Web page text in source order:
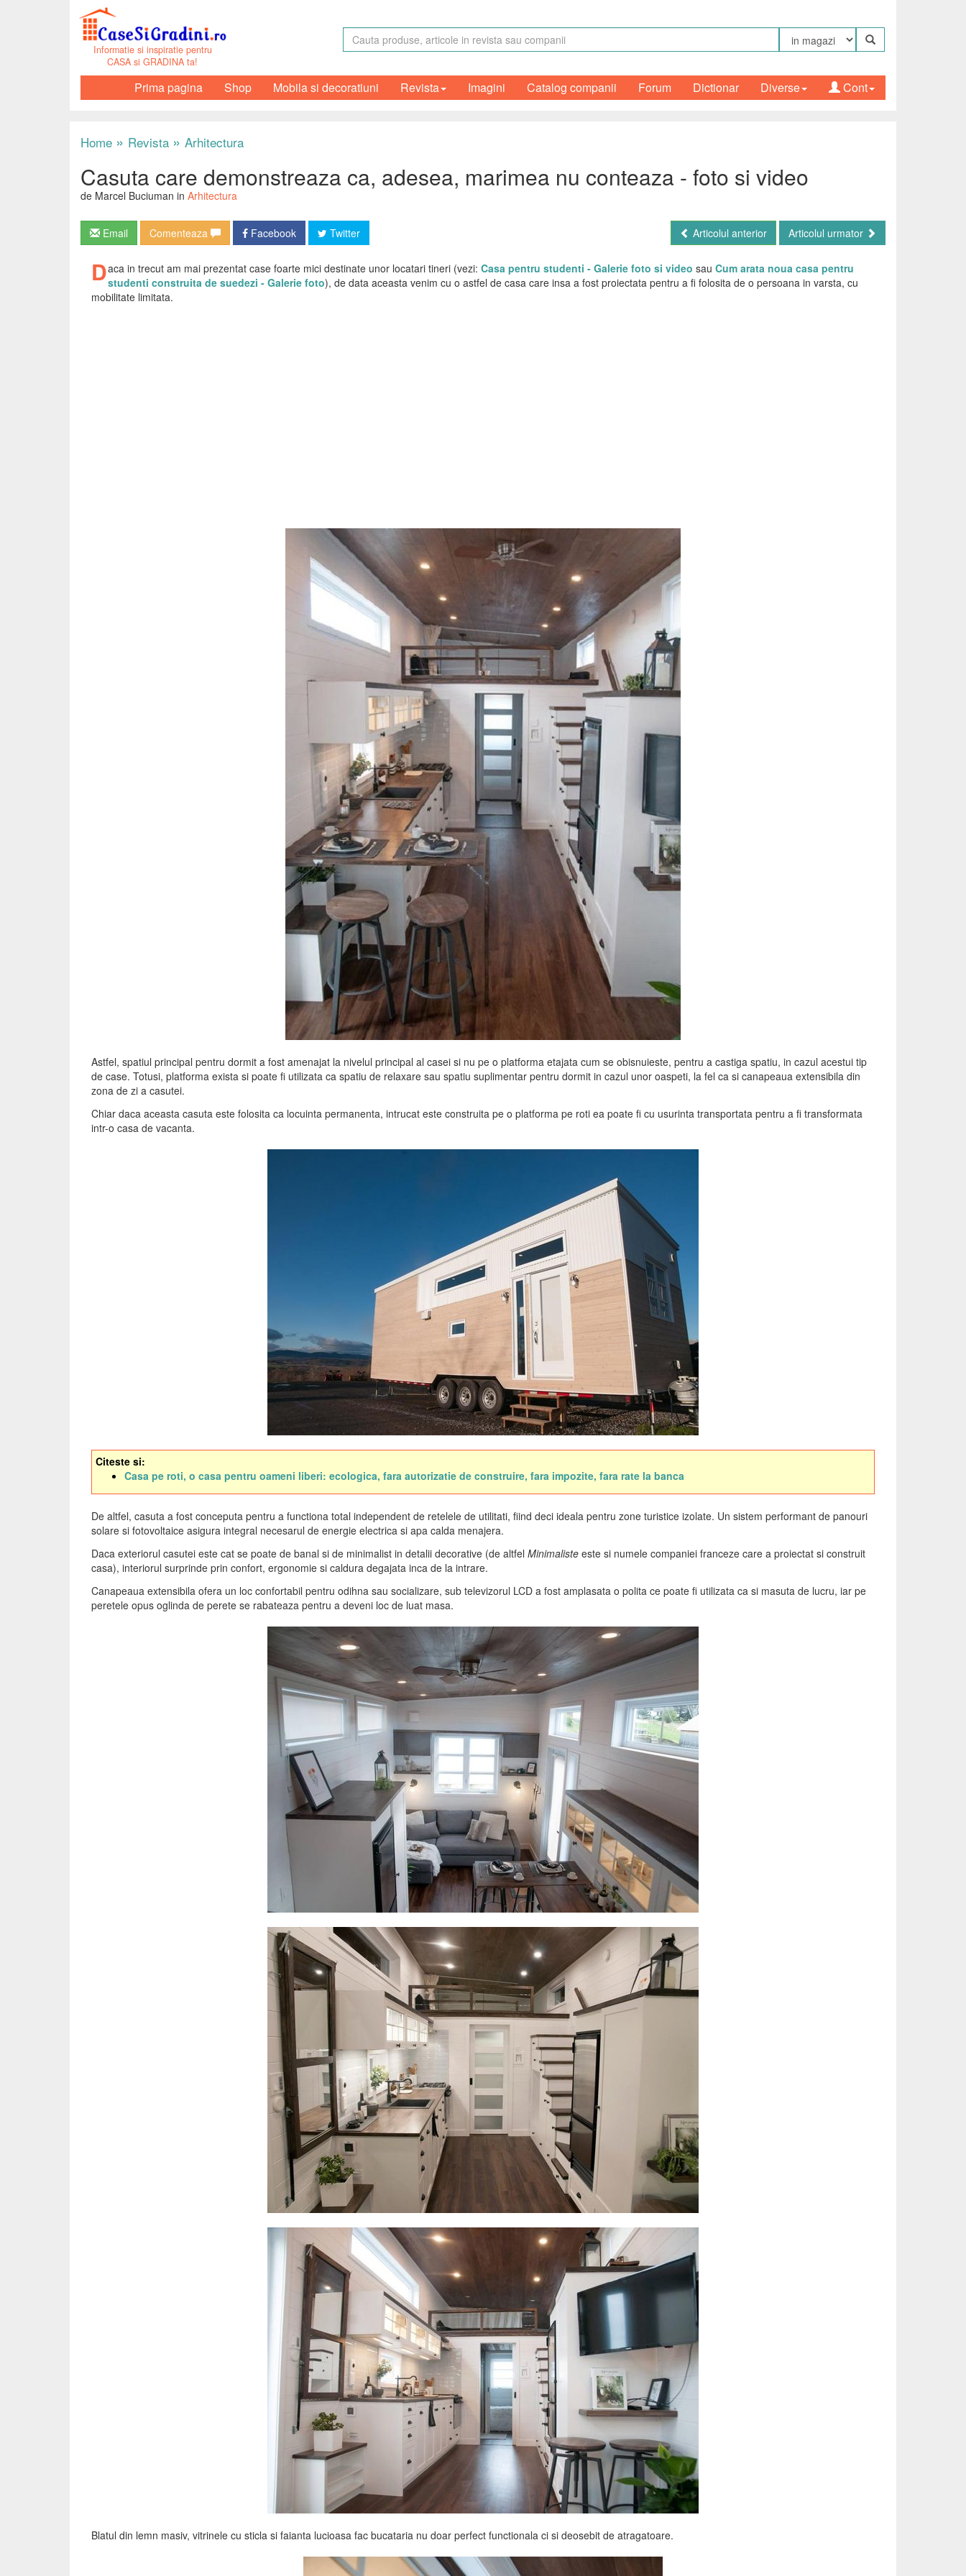
Informatie si inspiratie pentru
CASA si GRADINA ta!
Prima pagina Shop Mobila si decoratiuni Revista Imagini Catalog companii Forum Dictionar Cont
Diverse
Home » Revista » Arhitectura
Casuta care demonstreaza ca, adesea, marimea nu conteaza - foto si video
de Marcel Buciuman in Arhitectura
Email Comenteaza Facebook Twitter Articolul anterior Articolul urmator
Daca in trecut am mai prezentat case foarte mici destinate unor locatari tineri (vezi: Casa pentru studenti - Galerie foto si video sau Cum arata noua casa pentru
studenti construita de suedezi - Galerie foto), de data aceasta venim cu o astfel de casa care insa a fost proiectata pentru a fi folosita de o persoana in varsta, cu
mobilitate limitata.
Astfel, spatiul principal pentru dormit a fost amenajat la nivelul principal al casei si nu pe o platforma etajata cum se obisnuieste, pentru a castiga spatiu, in cazul acestui tip
de case. Totusi, platforma exista si poate fi utilizata ca spatiu de relaxare sau spatiu suplimentar pentru dormit in cazul unor oaspeti, la fel ca si canapeaua extensibila din
zona de zi a casutei.
Chiar daca aceasta casuta este folosita ca locuinta permanenta, intrucat este construita pe o platforma pe roti ea poate fi cu usurinta transportata pentru a fi transformata
intr-o casa de vacanta.
Citeste si:
Casa pe roti, o casa pentru oameni liberi: ecologica, fara autorizatie de construire, fara impozite, fara rate la banca
De altfel, casuta a fost conceputa pentru a functiona total independent de retelele de utilitati, fiind deci ideala pentru zone turistice izolate. Un sistem performant de panouri
solare si fotovoltaice asigura integral necesarul de energie electrica si apa calda menajera.
Daca exteriorul casutei este cat se poate de banal si de minimalist in detalii decorative (de altfel Minimaliste este si numele companiei franceze care a proiectat si construit
casa), interiorul surprinde prin confort, ergonomie si caldura degajata inca de la intrare.
Canapeaua extensibila ofera un loc confortabil pentru odihna sau socializare, sub televizorul LCD a fost amplasata o polita ce poate fi utilizata ca si masuta de lucru, iar pe
peretele opus oglinda de perete se rabateaza pentru a deveni loc de luat masa.
Blatul din lemn masiv, vitrinele cu sticla si faianta lucioasa fac bucataria nu doar perfect functionala ci si deosebit de atragatoare.
Va invitam sa dati 'Like' paginii noastre de Facebook
pentru a afla zilnic noutati interesante. Va multumim!